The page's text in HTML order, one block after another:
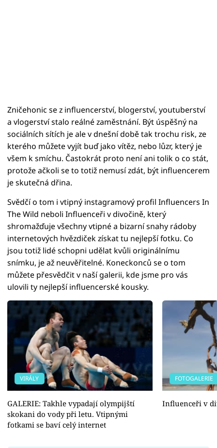
Zničehonic se z influencerství, blogerství, youtuberství
a vlogerství stalo reálné zaměstnání. Být úspěšný na
sociálních sítích je ale v dnešní době tak trochu risk, ze
kterého můžete vyjít buď jako vítěz, nebo lůzr, který je
všem k smíchu. Častokrát proto není ani tolik o co stát,
protože ačkoli se to totiž nemusí zdát, být influencerem
je skutečná dřina.
Svědčí o tom i vtipný instagramový profil Influencers In
The Wild neboli Influenceři v divočině, který
shromažďuje všechny vtipné a bizarní snahy rádoby
internetových hvězdiček získat tu nejlepší fotku. Co
jsou totiž lidé schopni udělat kvůli originálnímu
snímku, je až neuvěřitelné. Koneckonců se o tom
můžete přesvědčit v naší galerii, kde jsme pro vás
ulovili ty nejlepší influencerské kousky.
VIRÁLY
GALERIE: Takhle vypadají olympijští
skokani do vody při letu. Vtipnými
fotkami se baví celý internet
FOTOGALERIE
Influenceři v